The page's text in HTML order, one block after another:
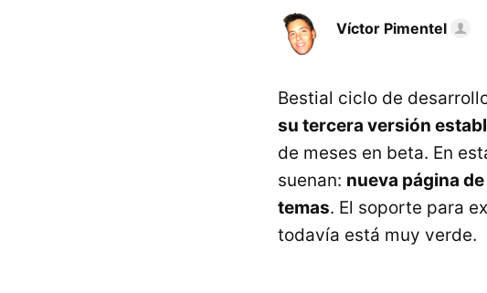
Víctor Pimentel
Bestial ciclo de
su tercera versión
de meses en beta. En
suenan: nueva página
temas. El soporte para
todavía está muy verde.